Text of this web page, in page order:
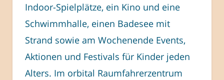
Indoor-Spielplätze, ein Kino und eine
Schwimmhalle, einen Badesee mit
Strand sowie am Wochenende Events,
Aktionen und Festivals für Kinder jeden
Alters. Im orbital Raumfahrerzentrum